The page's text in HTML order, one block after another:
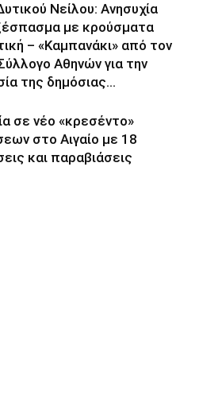
Νείλου: Ανησυχία
με κρούσματα
– «Καμπανάκι» από τον
Αθηνών για την
της δημόσιας...
σε νέο «κρεσέντο»
στο Αιγαίο με 18
και παραβιάσεις